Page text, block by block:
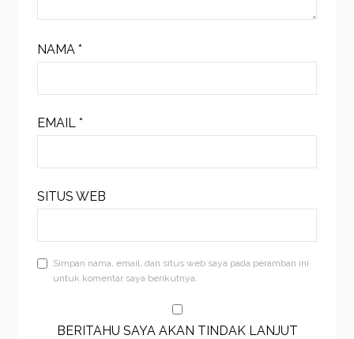
NAMA*
EMAIL*
SITUS WEB
Simpan nama, email, dan situs web saya pada peramban ini
untuk komentar saya berikutnya.
BERITAHU SAYA AKAN TINDAK LANJUT